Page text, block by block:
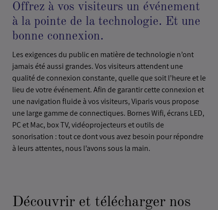
Offrez à vos visiteurs un événement
à la pointe de la technologie. Et une
bonne connexion.
Les exigences du public en matière de technologie n’ont
jamais été aussi grandes. Vos visiteurs attendent une
qualité de connexion constante, quelle que soit l’heure et le
lieu de votre événement. Afin de garantir cette connexion et
une navigation fluide à vos visiteurs, Viparis vous propose
une large gamme de connectiques. Bornes Wifi, écrans LED,
PC et Mac, box TV, vidéoprojecteurs et outils de
sonorisation : tout ce dont vous avez besoin pour répondre
à leurs attentes, nous l’avons sous la main.
Découvrir et télécharger nos